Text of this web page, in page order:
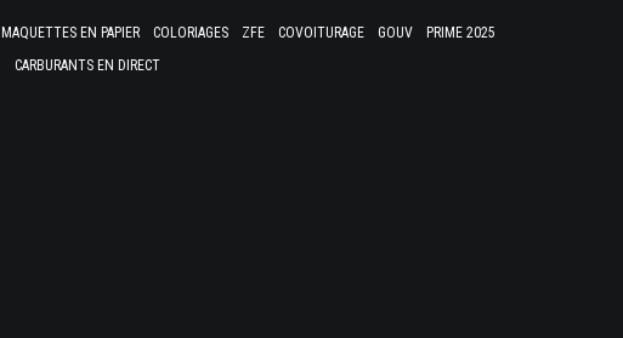
MAQUETTES EN PAPIER COLORIAGES ZFE COVOITURAGE GOUV
PRIME 2025
CARBURANTS EN DIRECT